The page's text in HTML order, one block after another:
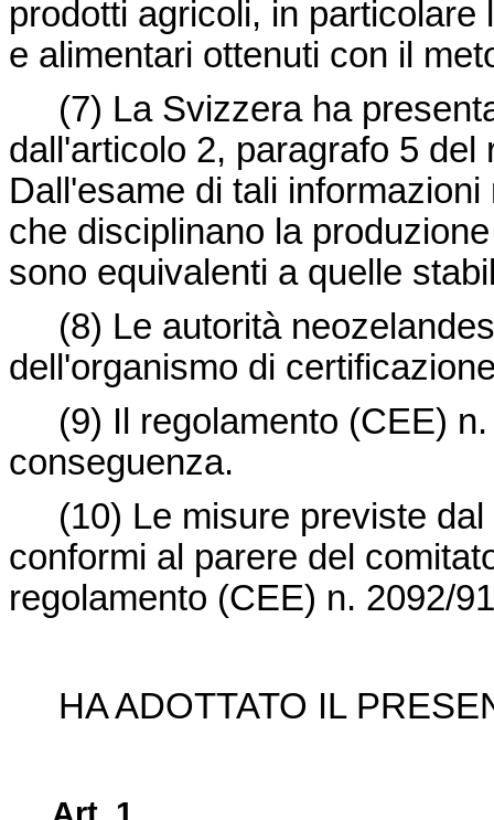
prodotti agricoli, in
e alimentari ottenuti con il
(7) La Svizzera ha
dall'articolo 2, paragrafo 5
Dall'esame di tali
che disciplinano la
sono equivalenti a quelle
(8) Le autorità
dell'organismo di
(9) Il regolamento (CEE)
conseguenza.
(10) Le misure previste
conformi al parere del
regolamento (CEE) n. 2092/
HA ADOTTATO IL